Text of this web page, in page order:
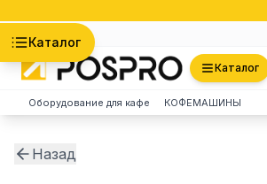
Каталог
Каталог
Оборудование для кафе КОФЕМАШИНЫ
Назад